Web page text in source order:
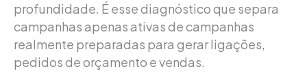
profundidade. É esse diagnóstico que separa
campanhas apenas ativas de campanhas
realmente preparadas para gerar ligações,
pedidos de orçamento e vendas.